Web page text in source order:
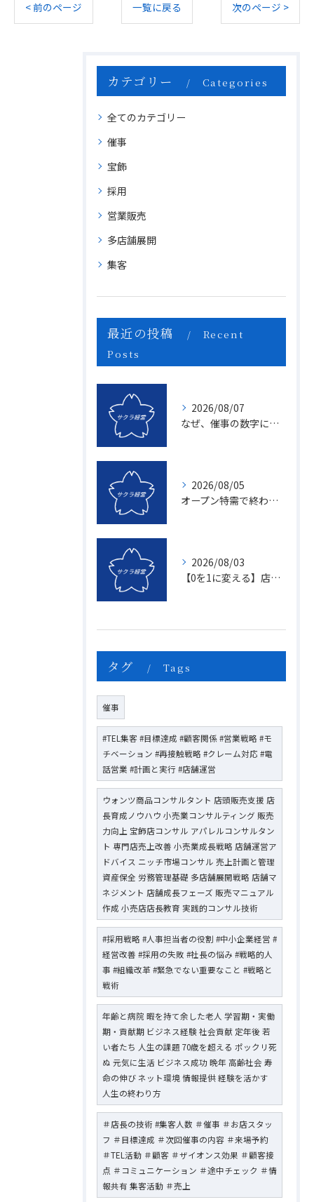
< 前のページ 一覧に戻る 次のページ >
カテゴリー Categories
全てのカテゴリー
催事
宝飾
採用
営業販売
多店舗展開
集客
最近の投稿
Recent
Posts
2026/08/07
なぜ、催事の数字に「ムラ」が出るのか？1億を3億にする「3つの計画表」の秘密
2026/08/05
オープン特需で終わる店、成長し続ける店の決定的な違いとは？〜新規名簿開拓の２つの方法〜
2026/08/03
【0を1に変える】店頭販売のマンネリを打破する「上司のたった一つの行動」とは？
タグ Tags
催事
#TEL集客 #目標達成 #顧客関係 #営業戦略 #モ
チベーション #再接触戦略 #クレーム対応 #電
話営業 #計画と実行 #店舗運営
ウォンツ商品コンサルタント 店頭販売支援 店
長育成ノウハウ 小売業コンサルティング 販売
力向上 宝飾店コンサル アパレルコンサルタン
ト 専門店売上改善 小売業成長戦略 店舗運営ア
ドバイス ニッチ市場コンサル 売上計画と管理
資産保全 労務管理基礎 多店舗展開戦略 店舗マ
ネジメント 店舗成長フェーズ 販売マニュアル
作成 小売店店長教育 実践的コンサル技術
#採用戦略 #人事担当者の役割 #中小企業経営 #
経営改善 #採用の失敗 #社長の悩み #戦略的人
事 #組織改革 #緊急でない重要なこと #戦略と
戦術
年齢と病院 暇を持て余した老人 学習期・実働
期・貢献期 ビジネス経験 社会貢献 定年後 若
い者たち 人生の課題 70歳を超える ポックリ死
ぬ 元気に生活 ビジネス成功 晩年 高齢社会 寿
命の伸び ネット環境 情報提供 経験を活かす
人生の終わり方
＃店長の技術 #集客人数 ＃催事 ＃お店スタッ
フ ＃目標達成 ＃次回催事の内容 ＃来場予約
＃TEL活動 ＃顧客 ＃ザイオンス効果 ＃顧客接
点 ＃コミュニケーション ＃途中チェック ＃情
報共有 集客活動 ＃売上